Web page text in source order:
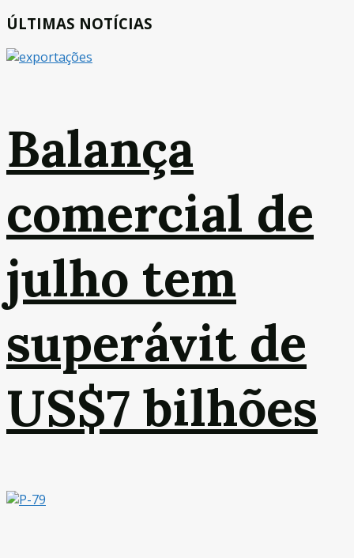
ÚLTIMAS NOTÍCIAS
Balança
comercial de
julho tem
superávit de
US$7 bilhões